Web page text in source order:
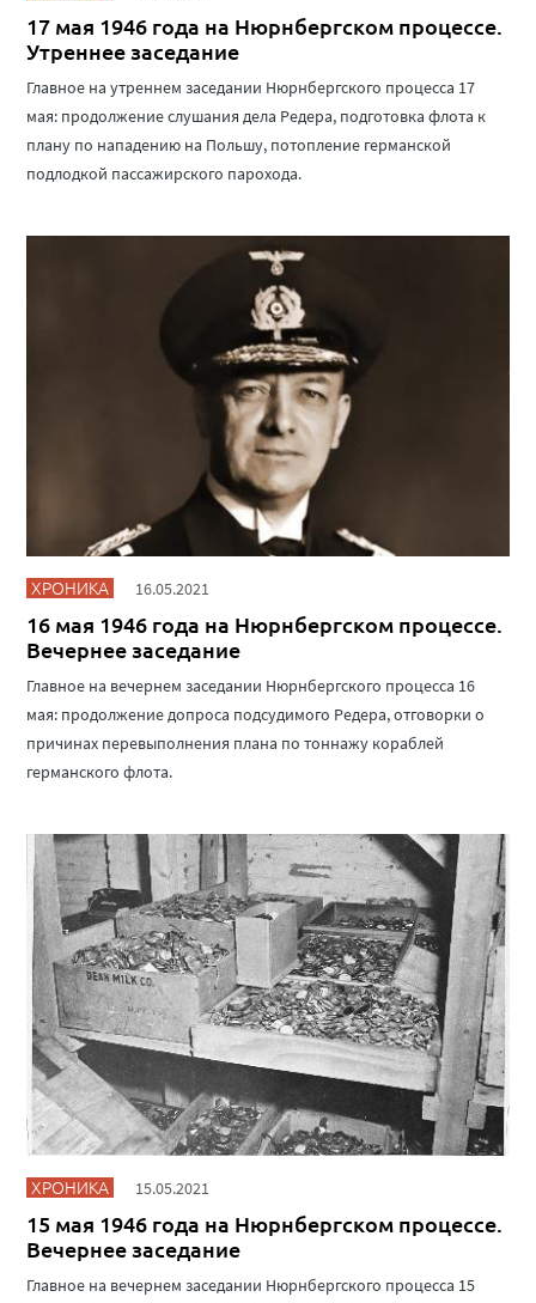
17 мая 1946 года на Нюрнбергском процессе.
Утреннее заседание
Главное на утреннем заседании Нюрнбергского процесса 17
мая: продолжение слушания дела Редера, подготовка флота к
плану по нападению на Польшу, потопление германской
подлодкой пассажирского парохода.
ХРОНИКА 16.05.2021
16 мая 1946 года на Нюрнбергском процессе.
Вечернее заседание
Главное на вечернем заседании Нюрнбергского процесса 16
мая: продолжение допроса подсудимого Редера, отговорки о
причинах перевыполнения плана по тоннажу кораблей
германского флота.
ХРОНИКА 15.05.2021
15 мая 1946 года на Нюрнбергском процессе.
Вечернее заседание
Главное на вечернем заседании Нюрнбергского процесса 15